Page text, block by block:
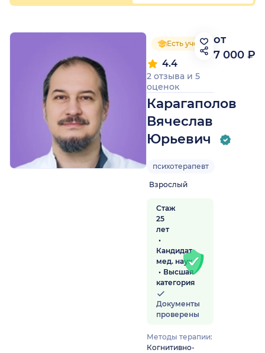
Есть ученая степень
Карагаполов
Вячеслав
Юрьевич
4.4
2 отзыва и 5
оценок
психотерапевт
Взрослый
Стаж
25
лет
Кандидат
мед. наук
Высшая
категория
Документы
проверены
Методы терапии:
Когнитивно-
от
7 000 ₽